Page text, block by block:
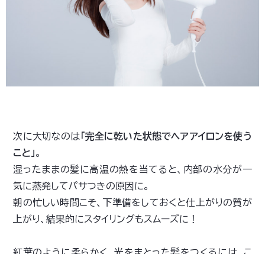
次に大切なのは「完全に乾いた状態でヘアアイロンを使う
こと」。
湿ったままの髪に高温の熱を当てると、内部の水分が一
気に蒸発してパサつきの原因に。
朝の忙しい時間こそ、下準備をしておくと仕上がりの質が
上がり、結果的にスタイリングもスムーズに！